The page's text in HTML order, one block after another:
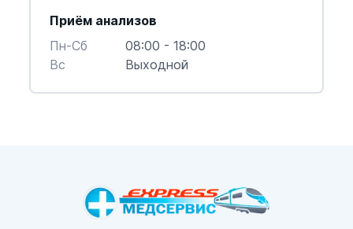
Приём анализов
Пн-Cб
08:00 - 18:00
Вс
Выходной